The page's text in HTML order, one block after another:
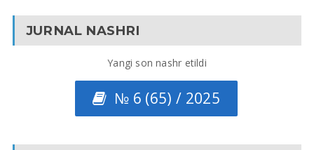
JURNAL NASHRI
Yangi son nashr etildi
№ 6 (65) / 2025